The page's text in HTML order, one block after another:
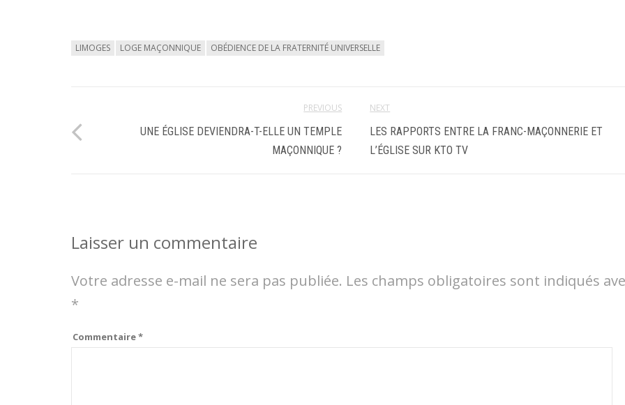
LIMOGES LOGE MAÇONNIQUE OBÉDIENCE DE LA FRATERNITÉ UNIVERSELLE
PREVIOUS
UNE ÉGLISE DEVIENDRA-T-ELLE UN TEMPLE
MAÇONNIQUE ?
NEXT
LES RAPPORTS ENTRE LA FRANC-MAÇONNERIE ET
L’ÉGLISE SUR KTO TV
Laisser un commentaire
Votre adresse e-mail ne sera pas publiée. Les champs obligatoires sont indiqués
*
Commentaire*